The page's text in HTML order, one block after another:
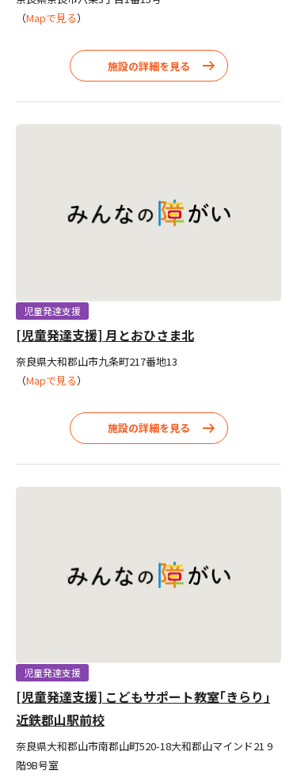
（Mapで見る）
施設の詳細を見る
児童発達支援
[児童発達支援] 月とおひさま北
奈良県大和郡山市九条町217番地13
（Mapで見る）
施設の詳細を見る
児童発達支援
[児童発達支援] こどもサポート教室｢きらり｣
近鉄郡山駅前校
奈良県大和郡山市南郡山町520-18大和郡山マインド21 9
階9B号室